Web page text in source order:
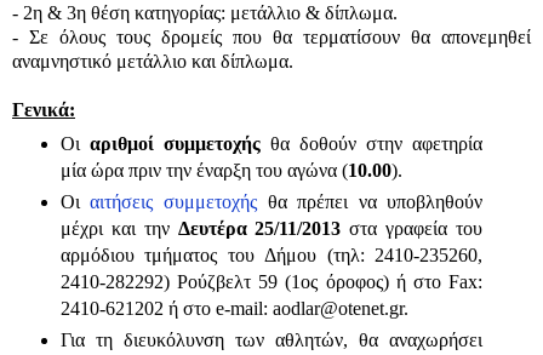
- 2η & 3η θέση κατηγορίας: μετάλλιο & δίπλωμα.
- Σε όλους τους δρομείς που θα τερματίσουν θα απονεμηθεί
αναμνηστικό μετάλλιο και δίπλωμα.
Γενικά:
Οι αριθμοί συμμετοχήςθα δοθούν στην αφετηρία
μία ώρα πριν την έναρξη του αγώνα (10.00).
Οιαιτήσεις συμμετοχήςθα πρέπει να υποβληθούν
μέχρι και την Δευτέρα 25/11/2013 στα γραφεία του
αρμόδιου τμήματος του Δήμου (τηλ: 2410-235260,
2410-282292) Ρούζβελτ 59 (1ος όροφος) ή στο Fax:
2410-621202 ή στο e-mail: aodlar@otenet.gr.
Για τη διευκόλυνση των αθλητών, θα αναχωρήσει